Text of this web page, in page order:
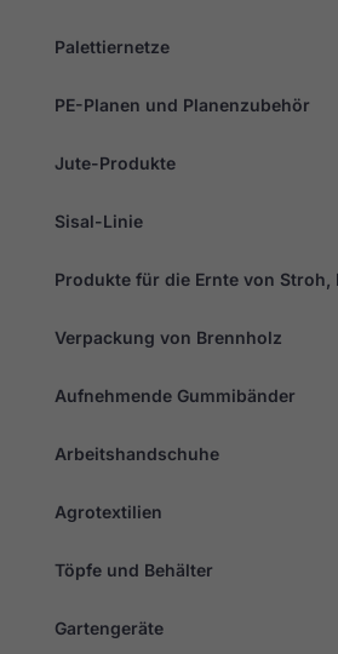
Palettiernetze
PE-Planen und Planenzubehör
Jute-Produkte
Sisal-Linie
Produkte für die Ernte von Stroh,
Verpackung von Brennholz
Aufnehmende Gummibänder
Arbeitshandschuhe
Agrotextilien
Töpfe und Behälter
Gartengeräte